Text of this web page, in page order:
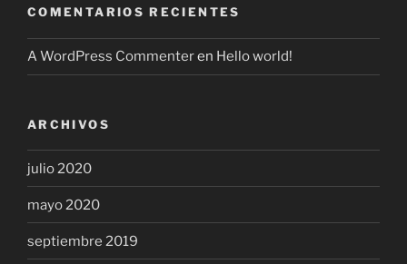
COMENTARIOS RECIENTES
A WordPress Commenteren Hello world!
ARCHIVOS
julio 2020
mayo 2020
septiembre 2019